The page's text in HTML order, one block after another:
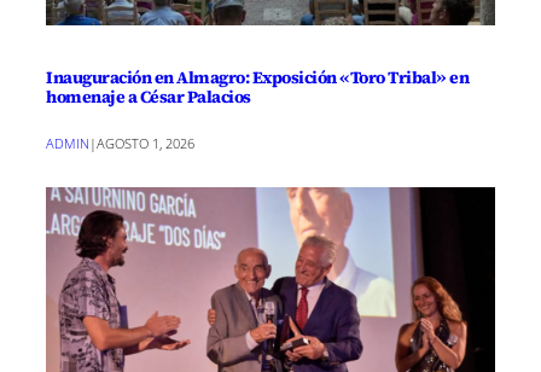
Inauguración en Almagro: Exposición «Toro Tribal» en
homenaje a César Palacios
ADMIN |AGOSTO 1, 2026